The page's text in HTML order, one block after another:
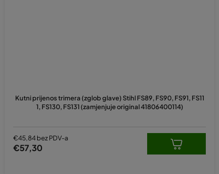
Kutni prijenos trimera (zglob glave) Stihl FS89, FS90, FS91, FS11
1, FS130, FS131 (zamjenjuje original 41806400114)
€45,84 bez PDV-a
€57,30